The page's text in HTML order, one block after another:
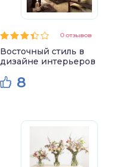
0 отзывов
Восточный стиль в
дизайне интерьеров
8